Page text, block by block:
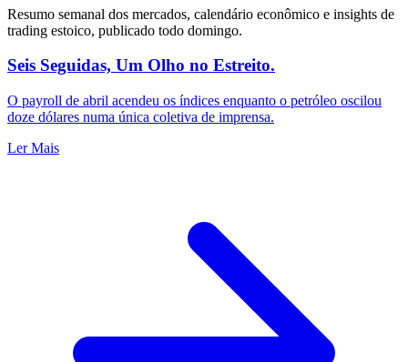
Resumo semanal dos mercados, calendário econômico e insights de
trading estoico, publicado todo domingo.
Seis Seguidas, Um Olho no Estreito.
O payroll de abril acendeu os índices enquanto o petróleo oscilou
doze dólares numa única coletiva de imprensa.
Ler Mais